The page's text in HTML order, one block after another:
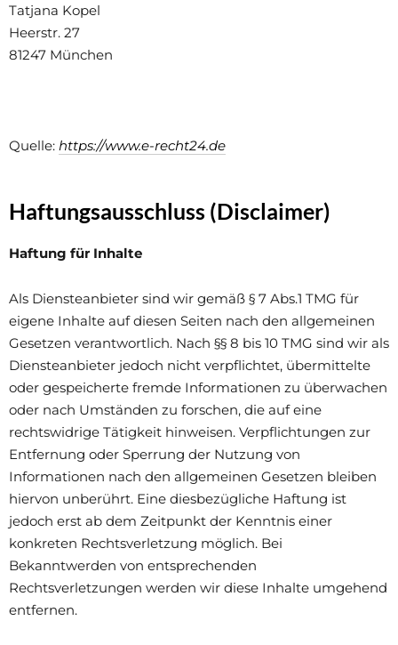
Tatjana Kopel
Heerstr. 27
81247 München
Quelle: https://www.e-recht24.de
Haftungsausschluss (Disclaimer)
Haftung für Inhalte
Als Diensteanbieter sind wir gemäß § 7 Abs.1 TMG für
eigene Inhalte auf diesen Seiten nach den allgemeinen
Gesetzen verantwortlich. Nach §§ 8 bis 10 TMG sind wir als
Diensteanbieter jedoch nicht verpflichtet, übermittelte
oder gespeicherte fremde Informationen zu überwachen
oder nach Umständen zu forschen, die auf eine
rechtswidrige Tätigkeit hinweisen. Verpflichtungen zur
Entfernung oder Sperrung der Nutzung von
Informationen nach den allgemeinen Gesetzen bleiben
hiervon unberührt. Eine diesbezügliche Haftung ist
jedoch erst ab dem Zeitpunkt der Kenntnis einer
konkreten Rechtsverletzung möglich. Bei
Bekanntwerden von entsprechenden
Rechtsverletzungen werden wir diese Inhalte umgehend
entfernen.